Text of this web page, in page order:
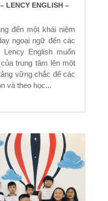
LENCY ENGLISH –
đến một khái niệm
ngoại ngữ đến các
English muốn
trung tâm lên một
vững chắc để các
và theo học...